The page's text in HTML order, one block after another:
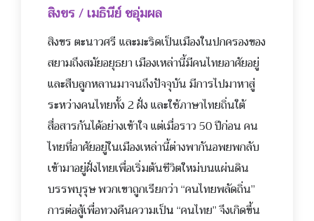
สิงขร / เมธินีย์ ชอุ่มผล
สิงขร ตะนาวศรี และมะริดเป็นเมืองในปกครองของ
สยามถึงสมัยอยุธยา เมืองเหล่านี้มีคนไทยอาศัยอยู่
และสืบลูกหลานมาจนถึงปัจจุบัน มีการไปมาหาสู่
ระหว่างคนไทยทั้ง 2 ฝั่ง และใช้ภาษาไทยถิ่นใต้
สื่อสารกันได้อย่างเข้าใจ แต่เมื่อราว 50 ปีก่อน คน
ไทยที่อาศัยอยู่ในเมืองเหล่านี้ต่างพากันอพยพกลับ
เข้ามาอยู่ฝั่งไทยเพื่อเริ่มต้นชีวิตใหม่บนแผ่นดิน
บรรพบุรุษพวกเขาถูกเรียกว่า “คนไทยพลัดถิ่น”
การต่อสู้เพื่อทวงคืนความเป็น“คนไทย” จึงเกิดขึ้น